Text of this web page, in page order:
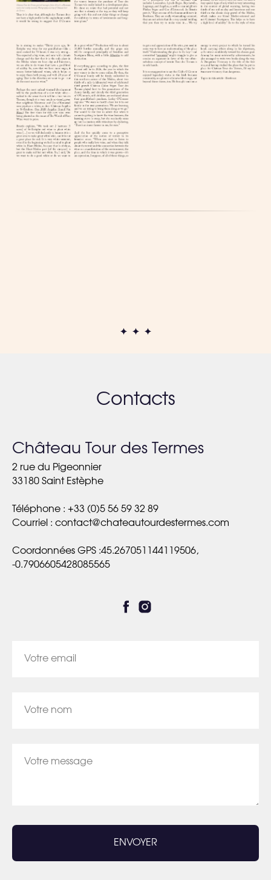
Contacts
Château Tour des Termes
2 rue du Pigeonnier
33180 Saint Estèphe
Téléphone : +33 (0)5 56 59 32 89
Courriel : contact@chateautourdestermes.com
Coordonnées GPS :45.267051144119506,
-0.7906605428085565
Votre email
Votre nom
Votre message
ENVOYER